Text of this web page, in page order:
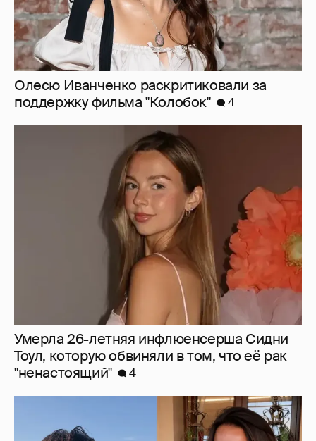
Олесю Иванченко раскритиковали за
поддержку фильма "Колобок"
4
Умерла 26-летняя инфлюенсерша Сидни
Тоул, которую обвиняли в том, что её рак
"ненастоящий"
4